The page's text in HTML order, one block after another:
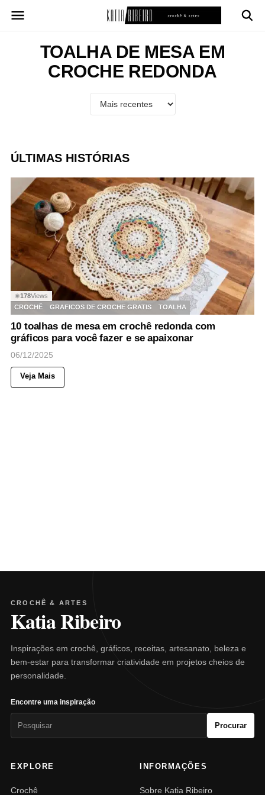
para
TOALHA DE MESA EM
CROCHE REDONDA
ÚLTIMAS HISTÓRIAS
◉178Views
CROCHÊ
GRAFICOS DE CROCHE GRATIS TOALHA
10 toalhas de mesa em crochê redonda com
gráficos para você fazer e se apaixonar
06/12/2025
Veja Mais
CROCHÊ & ARTES
Katia Ribeiro
Inspirações em crochê, gráficos, receitas, artesanato, beleza e
bem-estar para transformar criatividade em projetos cheios de
personalidade.
Encontre uma inspiração
Procurar
EXPLORE
Crochê
INFORMAÇÕES
Sobre Katia Ribeiro